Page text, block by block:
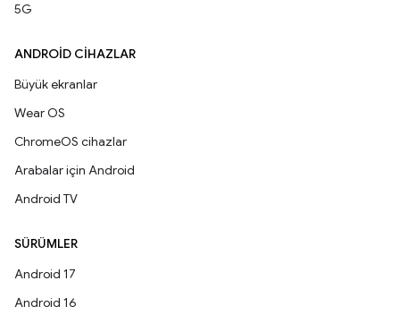
5G
ANDROID CIHAZLAR
Büyük ekranlar
Wear OS
ChromeOS cihazlar
Arabalar için Android
Android TV
SÜRÜMLER
Android 17
Android 16